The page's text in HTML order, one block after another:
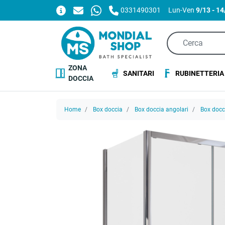
0331490301 Lun-Ven9/13 -
ZONA
DOCCIA
SANITARI RUBINETTERIA
Home Box doccia Box doccia angolari Box